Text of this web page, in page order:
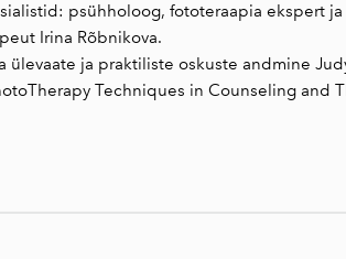
psühholoog, fototeraapia ekspert ja
Irina Rõbnikova.
ülevaate ja praktiliste oskuste andmine
Techniques in Counseling and